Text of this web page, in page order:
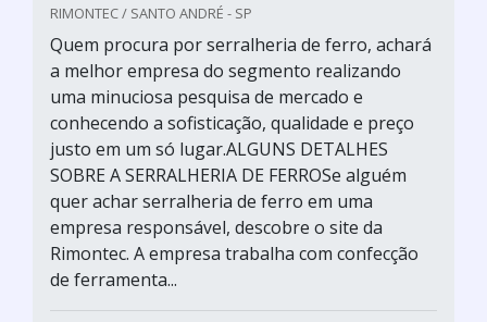
RIMONTEC / SANTO ANDRÉ - SP
Quem procura por serralheria de ferro, achará
a melhor empresa do segmento realizando
uma minuciosa pesquisa de mercado e
conhecendo a sofisticação, qualidade e preço
justo em um só lugar.ALGUNS DETALHES
SOBRE A SERRALHERIA DE FERROSe alguém
quer achar serralheria de ferro em uma
empresa responsável, descobre o site da
Rimontec. A empresa trabalha com confecção
de ferramenta...